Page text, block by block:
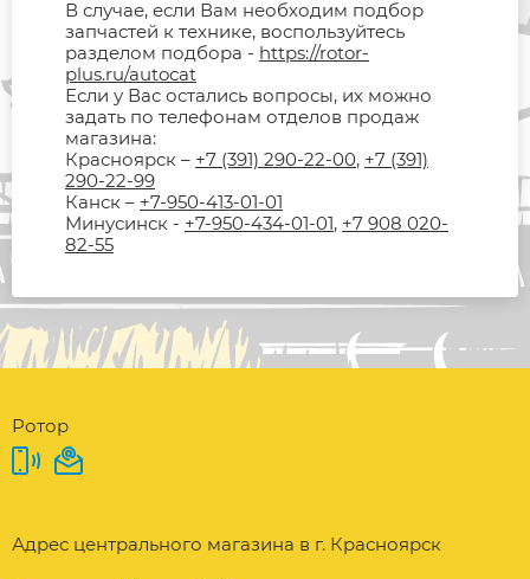
В случае, если Вам необходим подбор
запчастей к технике, воспользуйтесь
разделом подбора - https://rotor-
plus.ru/autocat
Если у Вас остались вопросы, их можно
задать по телефонам отделов продаж
магазина:
Красноярск – +7 (391) 290-22-00, +7 (391)
290-22-99
Канск – +7-950-413-01-01
Минусинск - +7-950-434-01-01, +7 908 020-
82-55
Ротор
Адрес центрального магазина в г. Красноярск